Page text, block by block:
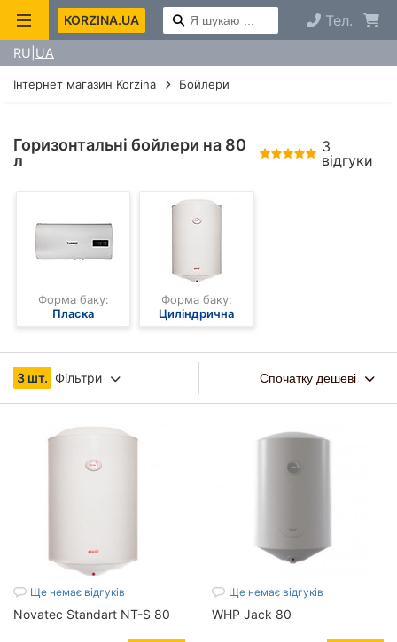
KORZINA.UA Тел.
RU UA
Інтернет магазин Korzina Бойлери
Горизонтальні бойлери на 80
л
3
відгуки
Форма баку:
Пласка
Форма баку:
Циліндрична
3 шт. Фільтри Спочатку дешеві
Ще немає відгуків
Novatec Standart NT-S 80
Ще немає відгуків
WHP Jack 80